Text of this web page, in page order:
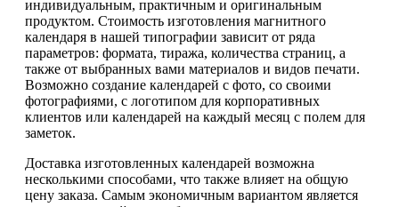
индивидуальным, практичным и оригинальным
продуктом. Стоимость изготовления магнитного
календаря в нашей типографии зависит от ряда
параметров: формата, тиража, количества страниц, а
также от выбранных вами материалов и видов печати.
Возможно создание календарей с фото, со своими
фотографиями, с логотипом для корпоративных
клиентов или календарей на каждый месяц с полем для
заметок.
Доставка изготовленных календарей возможна
несколькими способами, что также влияет на общую
цену заказа. Самым экономичным вариантом является